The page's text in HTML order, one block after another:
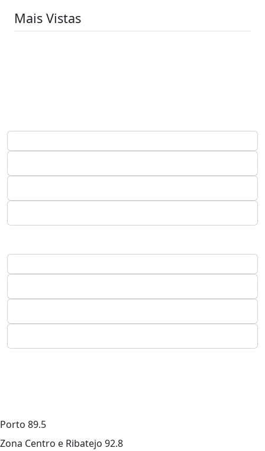
Mais Vistas
Porto 89.5
Zona Centro e Ribatejo 92.8